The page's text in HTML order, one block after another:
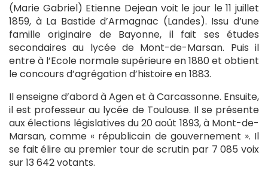
(Marie Gabriel) Etienne Dejean voit le jour le 11 juillet
1859, à La Bastide d’Armagnac (Landes). Issu d’une
famille originaire de Bayonne, il fait ses études
secondaires au lycée de Mont-de-Marsan. Puis il
entre à l’Ecole normale supérieure en 1880 et obtient
le concours d’agrégation d’histoire en 1883.
Il enseigne d’abord à Agen et à Carcassonne. Ensuite,
il est professeur au lycée de Toulouse. Il se présente
aux élections législatives du 20 août 1893, à Mont-de-
Marsan, comme « républicain de gouvernement ». Il
se fait élire au premier tour de scrutin par 7 085 voix
sur 13 642 votants.